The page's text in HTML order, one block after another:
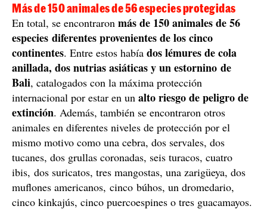
Más de 150 animales de 56 especies protegidas
En total, se encontraron más de 150 animales de 56
especies diferentes provenientes de los cinco
continentes. Entre estos había dos lémures de cola
anillada, dos nutrias asiáticas y un estornino de
Bali, catalogados con la máxima protección
internacional por estar en un alto riesgo de peligro de
extinción. Además, también se encontraron otros
animales en diferentes niveles de protección por el
mismo motivo como una cebra, dos servales, dos
tucanes, dos grullas coronadas, seis turacos, cuatro
ibis, dos suricatos, tres mangostas, una zarigüeya, dos
muflones americanos, cinco búhos, un dromedario,
cinco kinkajús, cinco puercoespines o tres guacamayos.